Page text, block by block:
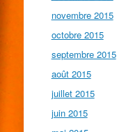
novembre 2015
octobre 2015
septembre 2015
août 2015
juillet 2015
juin 2015